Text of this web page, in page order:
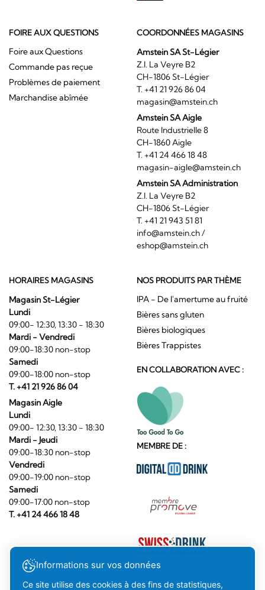
FOIRE AUX QUESTIONS
Foire aux Questions
Commande pas reçue
Problèmes de paiement
Marchandise abîmée
COORDONNÉES MAGASINS
Amstein SA St-Légier
Z.I. La Veyre B2
CH-1806 St-Légier
T. +41 21 926 86 04
magasin@amstein.ch
Amstein SA Aigle
Route Industrielle 8
CH-1860 Aigle
T. +41 24 466 18 48
magasin-aigle@amstein.ch
Amstein SA Administration
Z.I. La Veyre B2
CH-1806 St-Légier
T. +41 21 943 51 81
info@amstein.ch/
eshop@amstein.ch
HORAIRES MAGASINS
Magasin St-Légier
Lundi
09:00- 12:30, 13:30 - 18:30
Mardi - Vendredi
09:00-18:30 non-stop
Samedi
09:00-18:00 non-stop
T. +41 21 926 86 04
Magasin Aigle
Lundi
09:00- 12:30, 13:30 - 18:30
Mardi - Jeudi
09:00-18:30 non-stop
Vendredi
09:00-19:00 non-stop
Samedi
09:00-17:00 non-stop
T. +41 24 466 18 48
NOS PRODUITS PAR THÈME
IPA - De l'amertume au fruité
Bières sans gluten
Bières biologiques
Bières Trappistes
EN COLLABORATION AVEC :
MEMBRE DE :
Informations sur vos données
Ce site utilise des cookies à des fins de statistiques,